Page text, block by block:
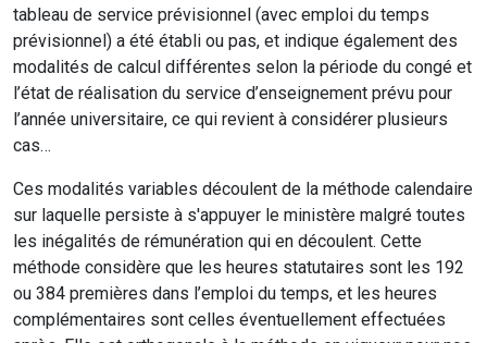
tableau de service prévisionnel (avec emploi du temps
prévisionnel) a été établi ou pas, et indique également des
modalités de calcul différentes selon la période du congé et
l’état de réalisation du service d’enseignement prévu pour
l’année universitaire, ce qui revient à considérer plusieurs
cas…
Ces modalités variables découlent de la méthode calendaire
sur laquelle persiste à s'appuyer le ministère malgré toutes
les inégalités de rémunération qui en découlent. Cette
méthode considère que les heures statutaires sont les 192
ou 384 premières dans l’emploi du temps, et les heures
complémentaires sont celles éventuellement effectuées